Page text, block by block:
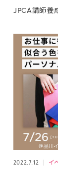
JPCA講師養
2022.7.12 イ